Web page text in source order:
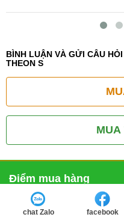
BÌNH LUẬN VÀ GỬI CÂU
THEON S
MUA
Điểm mua hàng
Hà nội
chat Zalo facebook